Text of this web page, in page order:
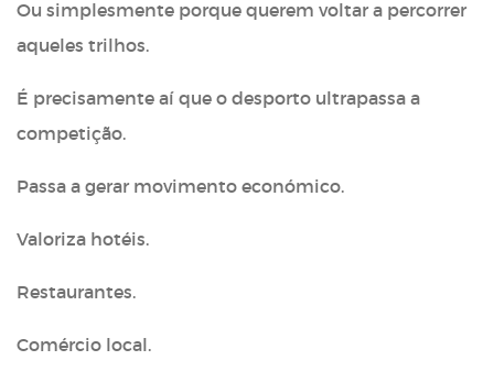
Ou simplesmente porque querem voltar a percorrer
aqueles trilhos.
É precisamente aí que o desporto ultrapassa a
competição.
Passa a gerar movimento económico.
Valoriza hotéis.
Restaurantes.
Comércio local.